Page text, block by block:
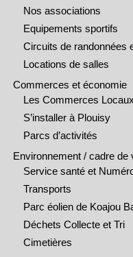
Nos associations
Equipements sportifs
Circuits de randonnées
Locations de salles
Commerces et économie
Les Commerces Locaux
S’installer à Plouisy
Parcs d’activités
Environnement / cadre de
Service santé et
Transports
Parc éolien de Koajou
Déchets Collecte et Tri
Cimetières